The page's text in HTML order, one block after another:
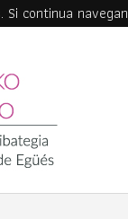
continua